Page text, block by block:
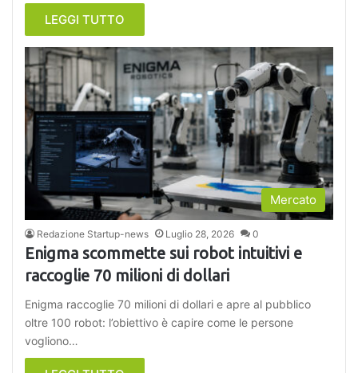
LEGGI TUTTO
Mercato
Redazione Startup-news Luglio 28, 2026 0
Enigma scommette sui robot intuitivi e
raccoglie 70 milioni di dollari
Enigma raccoglie 70 milioni di dollari e apre al pubblico
oltre 100 robot: l’obiettivo è capire come le persone
vogliono…